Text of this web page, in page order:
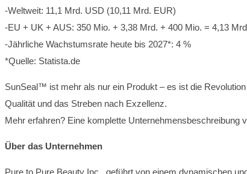
-Weltweit: 11,1 Mrd. USD (10,11 Mrd. EUR)
-EU + UK + AUS: 350 Mio. + 3,38 Mrd. + 400 Mio. = 4,13
-Jährliche Wachstumsrate heute bis 2027*: 4 %
*Quelle: Statista.de
SunSeal™ ist mehr als nur ein Produkt – es ist die
Qualität und das Streben nach Exzellenz.
Mehr erfahren? Eine komplette Unternehmensbeschreibung
Über das Unternehmen